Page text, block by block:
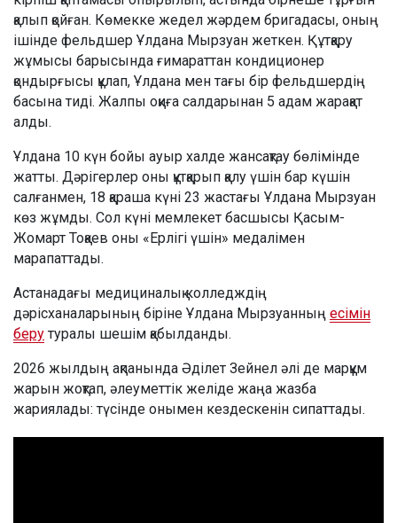
қалып қойған. Көмекке жедел жәрдем бригадасы, оның
ішінде фельдшер Ұлдана Мырзуан жеткен. Құтқару
жұмысы барысында ғимараттан кондиционер
қондырғысы құлап, Ұлдана мен тағы бір фельдшердің
басына тиді. Жалпы оқиға салдарынан 5 адам жарақат
алды.
Ұлдана 10 күн бойы ауыр халде жансақтау бөлімінде
жатты. Дәрігерлер оны құтқарып қалу үшін бар күшін
салғанмен, 18 қараша күні 23 жастағы Ұлдана Мырзуан
көз жұмды. Сол күні мемлекет басшысы Қасым-
Жомарт Тоқаев оны «Ерлігі үшін» медалімен
марапаттады.
Астанадағы медициналық колледждің
дәрісханаларының біріне Ұлдана Мырзуанның есімін
беру туралы шешім қабылданды.
2026 жылдың ақпанында Әділет Зейнел әлі де марқұм
жарын жоқтап, әлеуметтік желіде жаңа жазба
жариялады: түсінде онымен кездескенін сипаттады.